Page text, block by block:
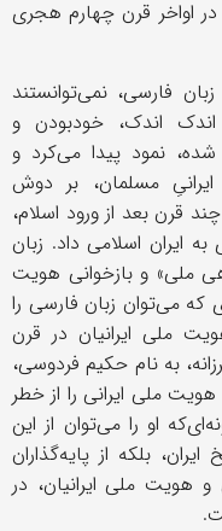
اواخر قرن چهارم هجری
فارسی، نمی‌توانستند
اندک، خودبودن و
شده، نمود پیدا می‌کرد و
مسلمان، بر دوش
قرن بعد از ورود اسلام،
ایران اسلامی داد. زبان
ملی» و بازخوانی هویت
که می‌توان زبان فارسی را
ملی ایرانیان در قرن
به نام حکیم فردوسی،
ملی ایرانی را از خطر
او را می‌توان از این
بلکه از پایه‌گذاران
و هویت ملی ایرانیان، در